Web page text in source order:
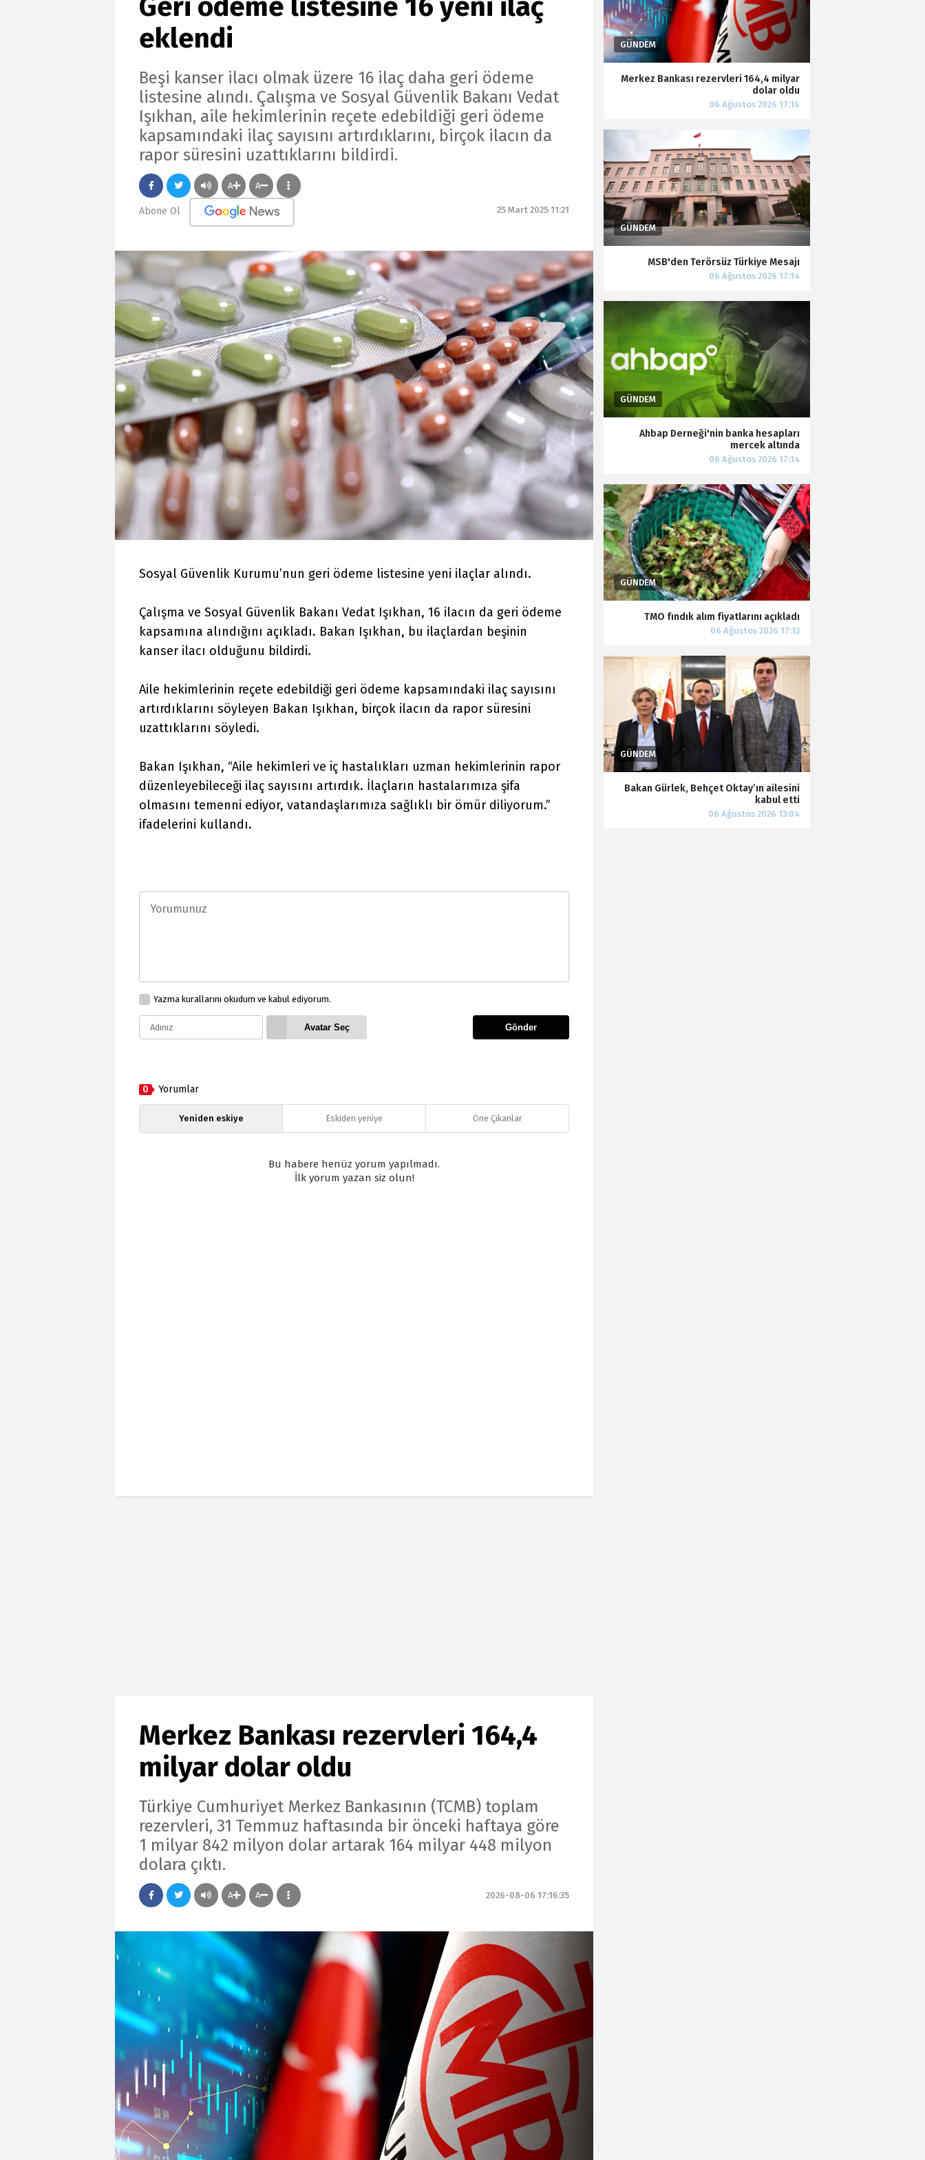
Geri ödeme listesine 16 yeni ilaç
eklendi
Beşi kanser ilacı olmak üzere 16 ilaç daha geri ödeme
listesine alındı. Çalışma ve Sosyal Güvenlik Bakanı Vedat
Işıkhan, aile hekimlerinin reçete edebildiği geri ödeme
kapsamındaki ilaç sayısını artırdıklarını, birçok ilacın da
rapor süresini uzattıklarını bildirdi.
A A
Abone Ol 25 Mart 2025 11:21
Sosyal Güvenlik Kurumu’nun geri ödeme listesine yeni ilaçlar alındı.
Çalışma ve Sosyal Güvenlik Bakanı Vedat Işıkhan, 16 ilacın da geri ödeme
kapsamına alındığını açıkladı. Bakan Işıkhan, bu ilaçlardan beşinin
kanser ilacı olduğunu bildirdi.
Aile hekimlerinin reçete edebildiği geri ödeme kapsamındaki ilaç sayısını
artırdıklarını söyleyen Bakan Işıkhan, birçok ilacın da rapor süresini
uzattıklarını söyledi.
Bakan Işıkhan, “Aile hekimleri ve iç hastalıkları uzman hekimlerinin rapor
düzenleyebileceği ilaç sayısını artırdık. İlaçların hastalarımıza şifa
olmasını temenni ediyor, vatandaşlarımıza sağlıklı bir ömür diliyorum.”
ifadelerini kullandı.
Yazma kurallarını okudum ve kabul ediyorum.
Avatar Seç Gönder
0 Yorumlar
Yeniden eskiye Eskiden yeniye Öne Çıkanlar
Bu habere henüz yorum yapılmadı.
İlk yorum yazan siz olun!
Merkez Bankası rezervleri 164,4
milyar dolar oldu
Türkiye Cumhuriyet Merkez Bankasının (TCMB) toplam
rezervleri, 31 Temmuz haftasında bir önceki haftaya göre
1 milyar 842 milyon dolar artarak 164 milyar 448 milyon
dolara çıktı.
A A 2026-08-06 17:16:35
Merkez Bankası rezervleri 164,4 milyar
dolar oldu
MSB'den Terörsüz Türkiye Mesajı
Ahbap Derneği'nin banka hesapları
mercek altında
TMO fındık alım fiyatlarını açıkladı
Bakan Gürlek, Behçet Oktay’ın ailesini
kabul etti